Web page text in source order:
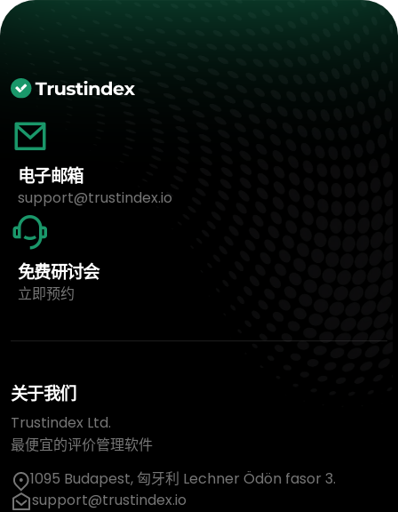
电子邮箱
support@trustindex.io
免费研讨会
立即预约
关于我们
Trustindex Ltd.
最便宜的评价管理软件
1095 Budapest, 匈牙利 Lechner Ödön fasor 3.
support@trustindex.io